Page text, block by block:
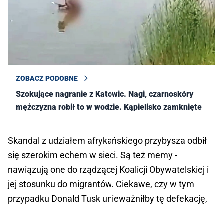
ZOBACZ PODOBNE
Szokujące nagranie z Katowic. Nagi, czarnoskóry
mężczyzna robił to w wodzie. Kąpielisko zamknięte
Skandal z udziałem afrykańskiego przybysza odbił
się szerokim echem w sieci. Są też memy -
nawiązują one do rządzącej Koalicji Obywatelskiej i
jej stosunku do migrantów. Ciekawe, czy w tym
przypadku Donald Tusk unieważniłby tę defekację,